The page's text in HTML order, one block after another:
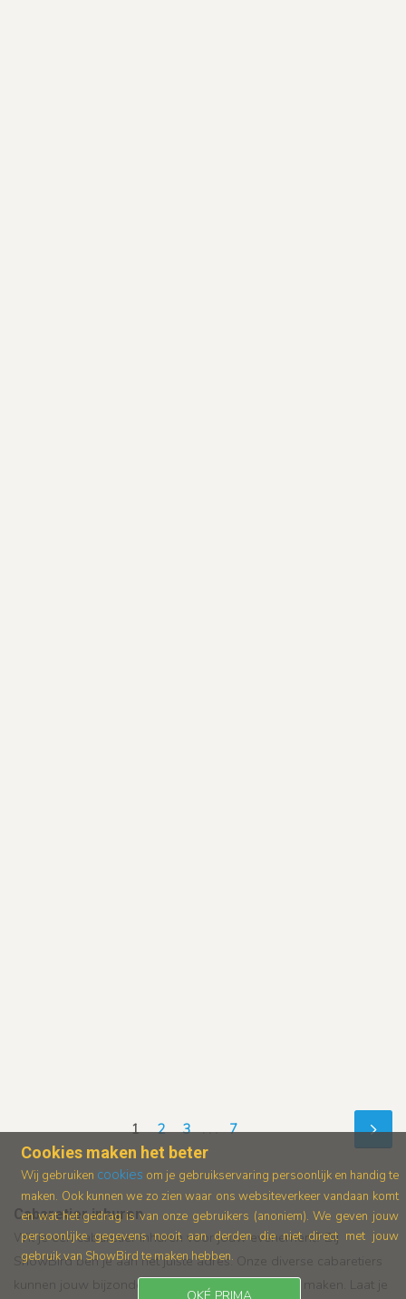
1 2 3 . . . 7
Cabaretier inhuren
Wil je een cabaretier inhuren voor jouw evenement? Bij
ShowBird ben je aan het juiste adres. Onze diverse cabaretiers
kunnen jouw bijzondere dag nog onvergetelijker maken. Laat je
Cookies maken het beter
Wij gebruiken cookies om je gebruikservaring persoonlijk en handig te
maken. Ook kunnen we zo zien waar onswebsiteverkeer vandaan komt
en wat het gedrag is van onze gebruikers (anoniem). We geven jouw
persoonlijke gegevens nooit aan derden die niet direct met jouw
gebruik van ShowBird te maken hebben.